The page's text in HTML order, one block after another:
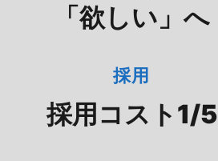
「欲しい」へ
採用
採用コスト1/5